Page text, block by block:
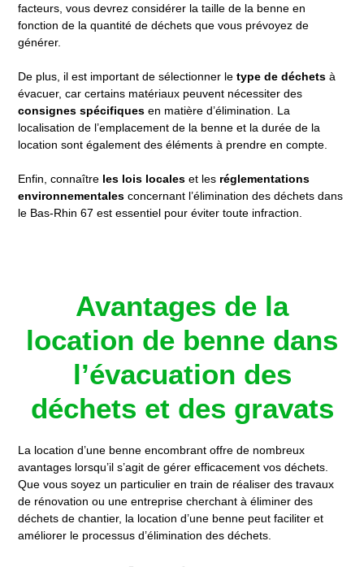
facteurs, vous devrez considérer la taille de la benne en
fonction de la quantité de déchets que vous prévoyez de
générer.
De plus, il est important de sélectionner letype de déchets à
évacuer, car certains matériaux peuvent nécessiter des
consignes spécifiques en matière d’élimination. La
localisation de l’emplacement de la benne et la durée de la
location sont également des éléments à prendre en compte.
Enfin, connaître les lois locales et les réglementations
environnementales concernant l’élimination des déchets dans
le Bas-Rhin 67 est essentiel pour éviter toute infraction.
Avantages de la
location de benne dans
l’évacuation des
déchets et des gravats
La location d’une benne encombrant offre de nombreux
avantages lorsqu’il s’agit de gérer efficacement vos déchets.
Que vous soyez un particulier en train de réaliser des travaux
de rénovation ou une entreprise cherchant à éliminer des
déchets de chantier, la location d’une benne peut faciliter et
améliorer le processus d’élimination des déchets.